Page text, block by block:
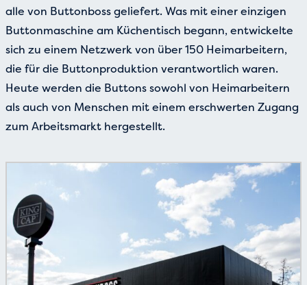
alle von Buttonboss geliefert. Was mit einer einzigen
Buttonmaschine am Küchentisch begann, entwickelte
sich zu einem Netzwerk von über 150 Heimarbeitern,
die für die Buttonproduktion verantwortlich waren.
Heute werden die Buttons sowohl von Heimarbeitern
als auch von Menschen mit einem erschwerten Zugang
zum Arbeitsmarkt hergestellt.